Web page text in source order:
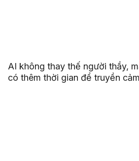
AI không thay thế người thầy,
có thêm thời gian để truyền